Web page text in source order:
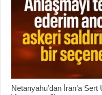
Netanyahu’dan İran’a